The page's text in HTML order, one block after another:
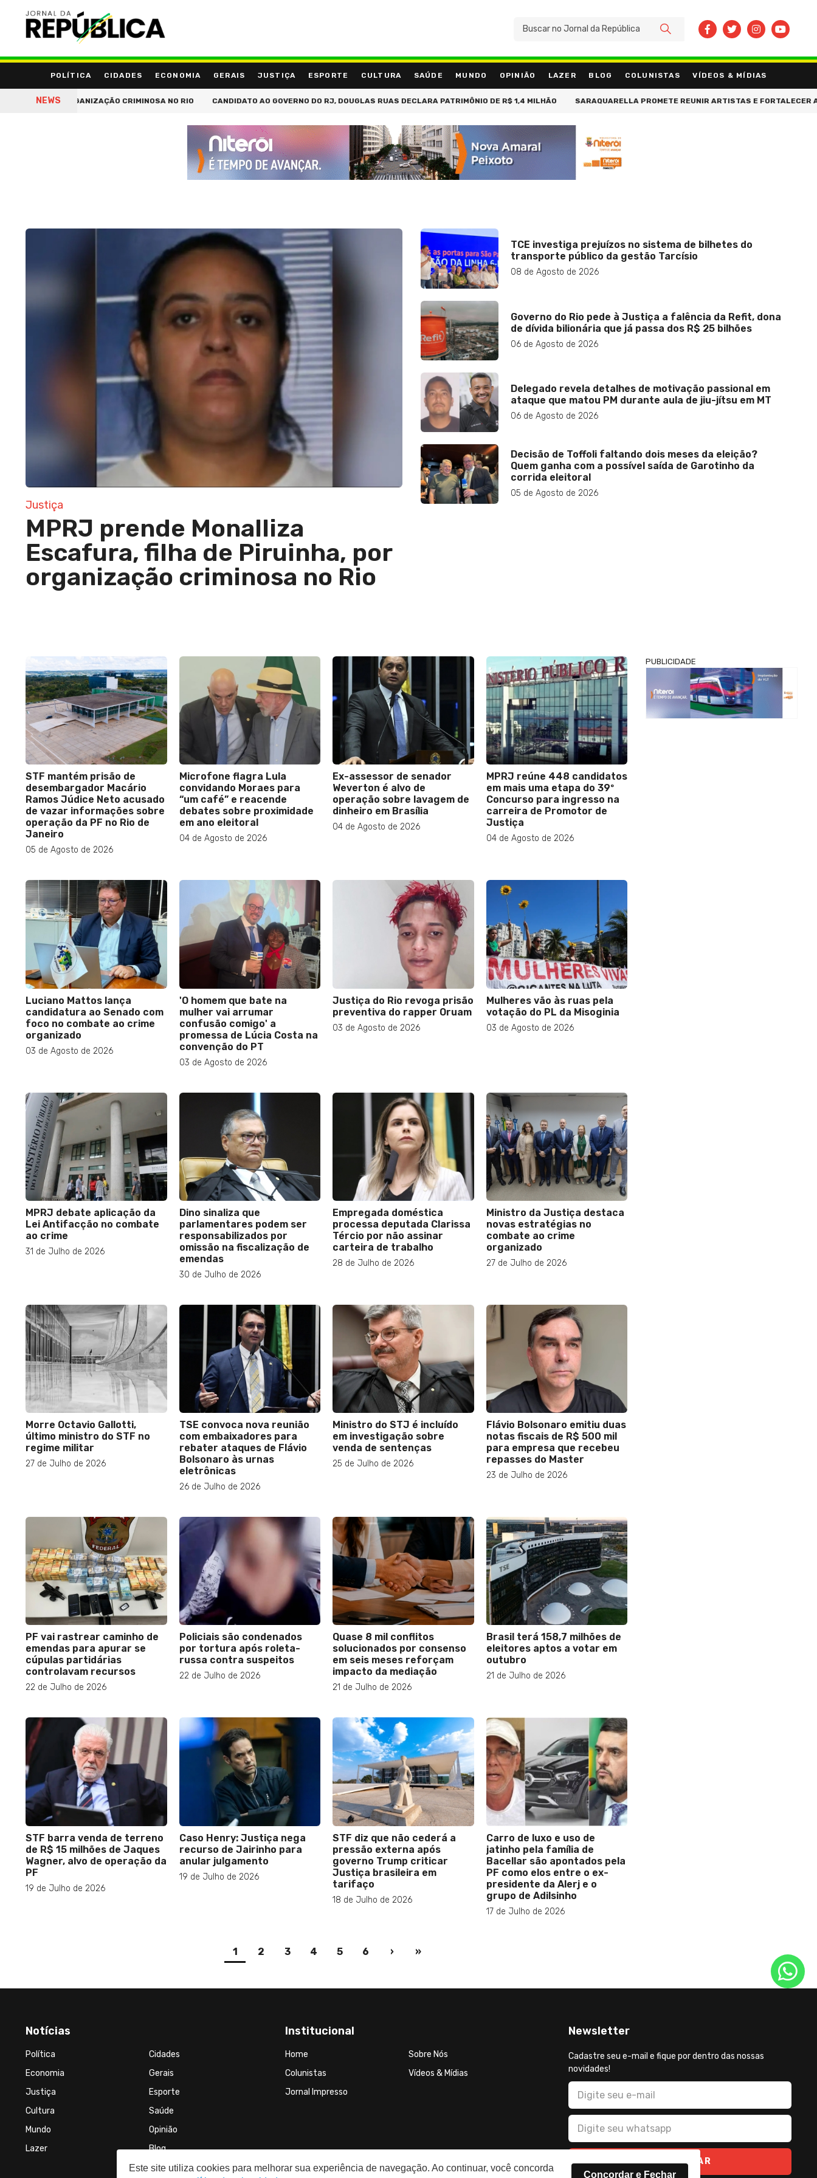
POLÍTICA CIDADES ECONOMIA GERAIS JUSTIÇA ESPORTE CULTURA SAÚDE MUNDO OPINIÃO LAZER BLOG COLUNISTAS VÍDEOS & MÍDIAS
NEWSGAROTINHO REBATE FAKE NEWS E CHAMA EDUARDO PAES PARA O DEBATE NA BAND: 'FOGE NÃO, TÁ BABY?' MPRJ PRENDE MONALLIZA ESCAFURA, FILHA DE PIRUINHA, POR ORGANIZAÇÃO
BUSCAR
Justiça
MPRJ prende Monalliza
Escafura, filha de Piruinha, por
organização criminosa no Rio
TCE investiga prejuízos no sistema de bilhetes do
transporte público da gestão Tarcísio
08 de Agosto de 2026
Governo do Rio pede à Justiça a falência da Refit, dona
de dívida bilionária que já passa dos R$ 25 bilhões
06 de Agosto de 2026
Delegado revela detalhes de motivação passional em
ataque que matou PM durante aula de jiu-jítsu em MT
06 de Agosto de 2026
Decisão de Toffoli faltando dois meses da eleição?
Quem ganha com a possível saída de Garotinho da
corrida eleitoral
05 de Agosto de 2026
STF mantém prisão de
desembargador Macário
Ramos Júdice Neto acusado
de vazar informações sobre
operação da PF no Rio de
Janeiro
05 de Agosto de 2026
Microfone flagra Lula
convidando Moraes para
“um café” e reacende
debates sobre proximidade
em ano eleitoral
04 de Agosto de 2026
Ex-assessor de senador
Weverton é alvo de
operação sobre lavagem de
dinheiro em Brasília
04 de Agosto de 2026
MPRJ reúne 448 candidatos
em mais uma etapa do 39º
Concurso para ingresso na
carreira de Promotor de
Justiça
04 de Agosto de 2026
Luciano Mattos lança
candidatura ao Senado com
foco no combate ao crime
organizado
03 de Agosto de 2026
'O homem que bate na
mulher vai arrumar
confusão comigo' a
promessa de Lúcia Costa na
convenção do PT
03 de Agosto de 2026
Justiça do Rio revoga prisão
preventiva do rapper Oruam
03 de Agosto de 2026
Mulheres vão às ruas pela
votação do PL da Misoginia
03 de Agosto de 2026
MPRJ debate aplicação da
Lei Antifacção no combate
ao crime
31 de Julho de 2026
Dino sinaliza que
parlamentares podem ser
responsabilizados por
omissão na fiscalização de
emendas
30 de Julho de 2026
Empregada doméstica
processa deputada Clarissa
Tércio por não assinar
carteira de trabalho
28 de Julho de 2026
Ministro da Justiça destaca
novas estratégias no
combate ao crime
organizado
27 de Julho de 2026
Morre Octavio Gallotti,
último ministro do STF no
regime militar
27 de Julho de 2026
TSE convoca nova reunião
com embaixadores para
rebater ataques de Flávio
Bolsonaro às urnas
eletrônicas
26 de Julho de 2026
Ministro do STJ é incluído
em investigação sobre
venda de sentenças
25 de Julho de 2026
Flávio Bolsonaro emitiu duas
notas fiscais de R$ 500 mil
para empresa que recebeu
repasses do Master
23 de Julho de 2026
PF vai rastrear caminho de
emendas para apurar se
cúpulas partidárias
controlavam recursos
22 de Julho de 2026
Policiais são condenados
por tortura após roleta-
russa contra suspeitos
22 de Julho de 2026
Quase 8 mil conflitos
solucionados por consenso
em seis meses reforçam
impacto da mediação
21 de Julho de 2026
Brasil terá 158,7 milhões de
eleitores aptos a votar em
outubro
21 de Julho de 2026
STF barra venda de terreno
de R$ 15 milhões de Jaques
Wagner, alvo de operação da
PF
19 de Julho de 2026
Caso Henry: Justiça nega
recurso de Jairinho para
anular julgamento
19 de Julho de 2026
STF diz que não cederá a
pressão externa após
governo Trump criticar
Justiça brasileira em
tarifaço
18 de Julho de 2026
Carro de luxo e uso de
jatinho pela família de
Bacellar são apontados pela
PF como elos entre o ex-
presidente da Alerj e o
grupo de Adilsinho
17 de Julho de 2026
1(current)
2 3 4 5 6 › »
PUBLICIDADE
Notícias
Política
Cidades
Economia
Gerais
Justiça
Esporte
Cultura
Saúde
Mundo
Opinião
Lazer
Blog
Institucional
Home
Sobre Nós
Colunistas
Vídeos & Mídias
Jornal Impresso
Newsletter
Cadastre seu e-mail e fique por dentro das nossas
novidades!
CADASTRAR
Este site utiliza cookies para melhorar sua experiência de navegação. Ao continuar, você concorda
Concordar e Fechar